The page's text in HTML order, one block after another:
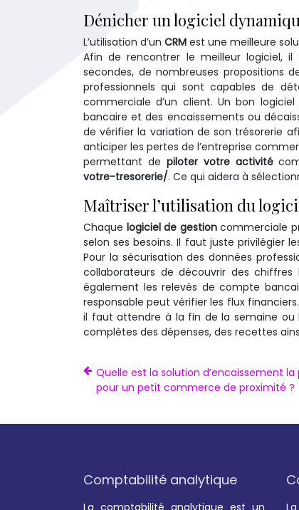
Dénicher un logiciel
L’utilisation d’unCRM est une meilleure
Afin de rencontrer le meilleur logiciel,
secondes, de nombreuses propositions
professionnels qui sont capables de
commerciale d’un client. Un bon
bancaire et des encaissements ou
de vérifier la variation de son trésorerie
anticiper les pertes de l’entreprise
permettant de piloter votre activité
votre-tresorerie/. Ce qui aidera à
Maîtriser l’utilisation du
Chaque logiciel de gestioncommerciale
selon ses besoins. Il faut juste privilégier
Pour la sécurisation des données
collaborateurs de découvrir des
également les relevés de compte
responsable peut vérifier les flux
il faut attendre à la fin de la semaine ou
complètes des dépenses, des recettes
Quelle est la solution d’encaissement
pour un petit commerce de proximité ?
Comptabilité analytique